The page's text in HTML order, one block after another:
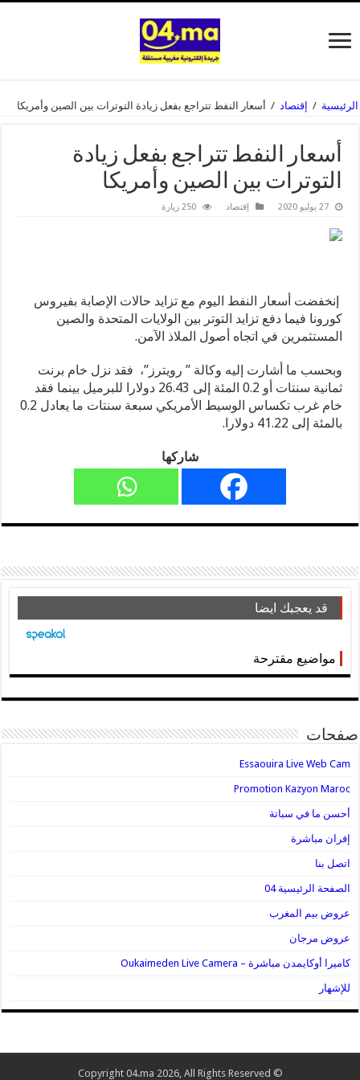
الرئيسية / إقتصاد / أسعار النفط تتراجع بفعل زيادة التوترات بين الصين وأمريكا
أسعار النفط تتراجع بفعل زيادة
التوترات بين الصين وأمريكا
27 يوليو 2020 إقتصاد 250 زيارة
إنخفضت أسعار النفط اليوم مع تزايد حالات الإصابة بفيروس
كورونا فيما دفع تزايد التوتر بين الولايات المتحدة والصين
المستثمرين في اتجاه أصول الملاذ الآمن.
وبحسب ما أشارت إليه وكالة ” رويترز”، فقد نزل خام برنت
ثمانية سنتات أو 0.2 المئة إلى 26.43 دولارا للبرميل بينما فقد
خام غرب تكساس الوسيط الأمريكي سبعة سنتات ما يعادل 0.2
بالمئة إلى 41.22 دولارا.
شاركها
قد يعجبك ايضا
مواضيع مقترحة
صفحات
Essaouira Live Web Cam
Promotion Kazyon Maroc
أحسن ما في سباتة
إفران مباشرة
اتصل بنا
الصفحة الرئيسية 04
عروض بيم المغرب
عروض مرجان
كاميرا أوكايمدن مباشرة – Oukaimeden Live Camera
للإشهار
© Copyright 04.ma 2026, All Rights Reserved